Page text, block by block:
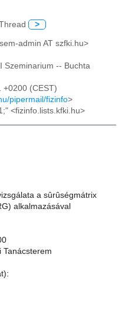
>
admin AT szfki.hu>
Szeminarium -- Buchta
+0200 (CEST)
pipermail/fizinfo>
<fizinfo.lists.kfki.hu>
a sûrûségmátrix
alkalmazásával
Tanácsterem